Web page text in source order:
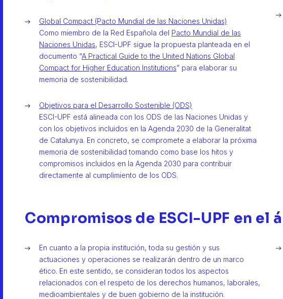
Global Compact (Pacto Mundial de las Naciones Unidas)
Como miembro de la Red Española del Pacto Mundial de las
Naciones Unidas, ESCI-UPF sigue la propuesta planteada en el
documento “A Practical Guide to the United Nations Global
Compact for Higher Education Institutions” para elaborar su
memoria de sostenibilidad.
Objetivos para el Desarrollo Sostenible (ODS)
ESCI-UPF está alineada con los ODS de las Naciones Unidas y
con los objetivos incluidos en la Agenda 2030 de la Generalitat
de Catalunya. En concreto, se compromete a elaborar la próxima
memoria de sostenibilidad tomando como base los hitos y
compromisos incluidos en la Agenda 2030 para contribuir
directamente al cumplimiento de los ODS.
Compromisos de ESCI-UPF en el
En cuanto a la propia institución, toda su gestión y sus
actuaciones y operaciones se realizarán dentro de un marco
ético. En este sentido, se consideran todos los aspectos
relacionados con el respeto de los derechos humanos, laborales,
medioambientales y de buen gobierno de la institución.